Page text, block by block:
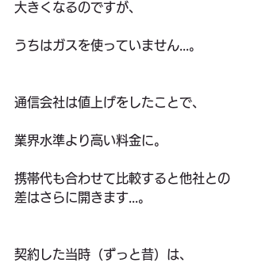
大きくなるのですが、
うちはガスを使っていません...。
通信会社は値上げをしたことで、
業界水準より高い料金に。
携帯代も合わせて比較すると他社との
差はさらに開きます...。
契約した当時（ずっと昔）は、